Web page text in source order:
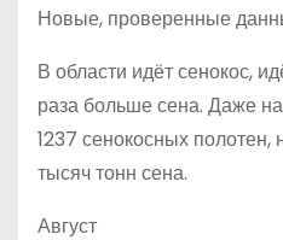
Новые, проверенные
В области идёт сенокос,
раза больше сена. Даже
1237 сенокосных
тысяч тонн сена.
Август